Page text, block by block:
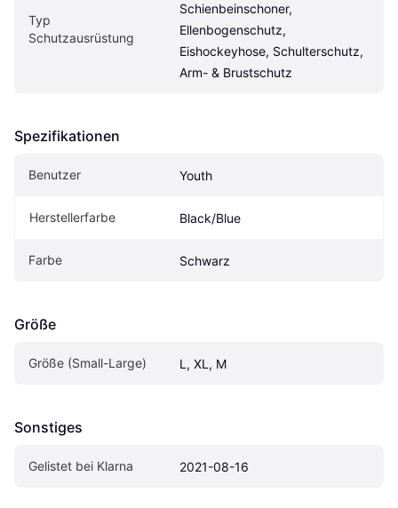
Typ
Schutzausrüstung
Schienbeinschoner,
Ellenbogenschutz,
Eishockeyhose, Schulterschutz,
Arm- & Brustschutz
Spezifikationen
Benutzer Youth
Herstellerfarbe Black/Blue
Farbe Schwarz
Größe
Größe (Small-Large) L, XL, M
Sonstiges
Gelistet bei Klarna 2021-08-16